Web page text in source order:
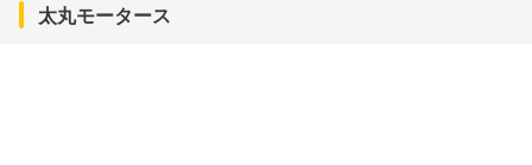
太丸モータース